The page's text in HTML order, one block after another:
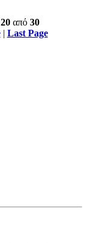
από 30
| Last Page